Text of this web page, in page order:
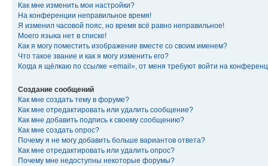
Как мне изменить мои настройки?
На конференции неправильное время!
Я изменил часовой пояс, но время всё равно неправильное!
Моего языка нет в списке!
Как я могу поместить изображение вместе со своим именем?
Что такое звание и как я могу изменить его?
Когда я щёлкаю по ссылке «email», от меня требуют войти на
Создание сообщений
Как мне создать тему в форуме?
Как мне отредактировать или удалить сообщение?
Как мне добавить подпись к своему сообщению?
Как мне создать опрос?
Почему я не могу добавить больше вариантов ответа?
Как мне отредактировать или удалить опрос?
Почему мне недоступны некоторые форумы?